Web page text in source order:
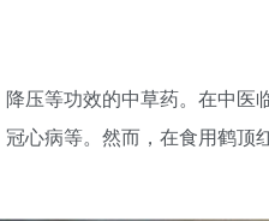
压等功效的中草药。在中
心病等。然而，在食用鹤